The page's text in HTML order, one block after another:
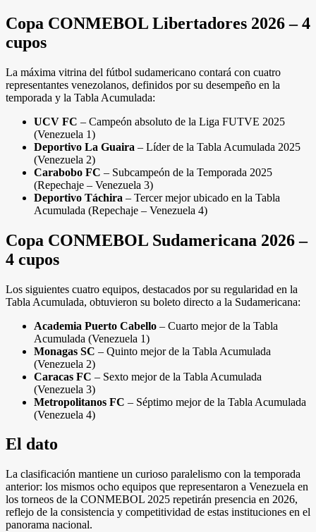
Copa CONMEBOL Libertadores 2026 – 4
cupos
La máxima vitrina del fútbol sudamericano contará con cuatro
representantes venezolanos, definidos por su desempeño en la
temporada y la Tabla Acumulada:
UCV FC – Campeón absoluto de la Liga FUTVE 2025
(Venezuela 1)
Deportivo La Guaira – Líder de la Tabla Acumulada 2025
(Venezuela 2)
Carabobo FC – Subcampeón de la Temporada 2025
(Repechaje – Venezuela 3)
Deportivo Táchira – Tercer mejor ubicado en la Tabla
Acumulada (Repechaje – Venezuela 4)
Copa CONMEBOL Sudamericana 2026 –
4 cupos
Los siguientes cuatro equipos, destacados por su regularidad en la
Tabla Acumulada, obtuvieron su boleto directo a la Sudamericana:
Academia Puerto Cabello – Cuarto mejor de la Tabla
Acumulada (Venezuela 1)
Monagas SC – Quinto mejor de la Tabla Acumulada
(Venezuela 2)
Caracas FC – Sexto mejor de la Tabla Acumulada
(Venezuela 3)
Metropolitanos FC – Séptimo mejor de la Tabla Acumulada
(Venezuela 4)
El dato
La clasificación mantiene un curioso paralelismo con la temporada
anterior: los mismos ocho equipos que representaron a Venezuela en
los torneos de la CONMEBOL 2025 repetirán presencia en 2026,
reflejo de la consistencia y competitividad de estas instituciones en el
panorama nacional.